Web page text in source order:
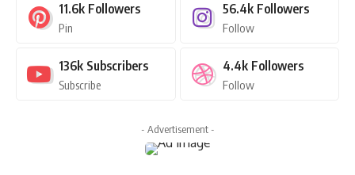
11.6k Followers
Pin
56.4k Followers
Follow
136k Subscribers
Subscribe
4.4k Followers
Follow
- Advertisement -